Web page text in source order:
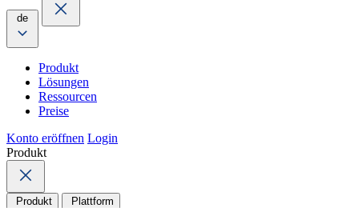
de
Produkt
Lösungen
Ressourcen
Preise
Konto eröffnen Login
Produkt
Produkt Plattform